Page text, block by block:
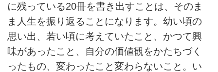
に残っている20冊を書き出すことは、そのま
ま人生を振り返ることになります。幼い頃の
思い出、若い頃に考えていたこと、かつて興
味があったこと、自分の価値観をかたちづく
ったもの、変わったこと変わらないこと。い